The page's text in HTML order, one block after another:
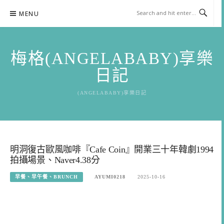
content
MENU
梅格(ANGELABABY)享樂
日記
(ANGELABABY)享樂日記
明洞復古歐風咖啡『Cafe Coin』開業三十年韓劇1994
拍攝場景、Naver4.38分
早餐、早午餐、BRUNCH AYUMI0218 2025-10-16